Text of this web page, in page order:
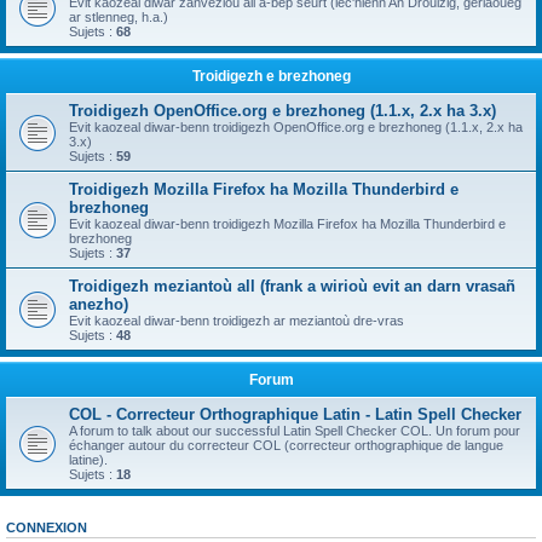
ar stlenneg, h.a.)
Sujets : 68
Troidigezh e brezhoneg
Troidigezh OpenOffice.org e brezhoneg (1.1.x, 2.x ha 3.x)
Evit kaozeal diwar-benn troidigezh OpenOffice.org e brezhoneg (1.1.x, 2.x ha
3.x)
Sujets : 59
Troidigezh Mozilla Firefox ha Mozilla Thunderbird e
brezhoneg
Evit kaozeal diwar-benn troidigezh Mozilla Firefox ha Mozilla Thunderbird e
brezhoneg
Sujets : 37
Troidigezh meziantoù all (frank a wirioù evit an darn vrasañ
anezho)
Evit kaozeal diwar-benn troidigezh ar meziantoù dre-vras
Sujets : 48
Forum
COL - Correcteur Orthographique Latin - Latin Spell Checker
A forum to talk about our successful Latin Spell Checker COL. Un forum pour
échanger autour du correcteur COL (correcteur orthographique de langue
latine).
Sujets : 18
CONNEXION